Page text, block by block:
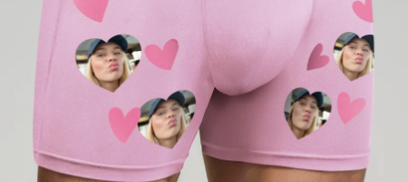
Gratis kort med hilsen
Lav noget særligt i blot få trin – med hendes navn, et
billede af dig eller en besked, der går lige i hendes hjerte.
Intet besvær men udelukkende en masse kærlighed i